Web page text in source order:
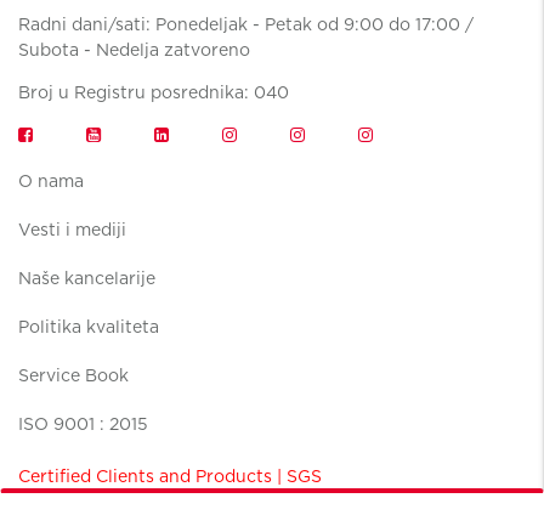
Radni dani/sati: Ponedeljak - Petak od 9:00 do 17:00 /
Subota - Nedelja zatvoreno
Broj u Registru posrednika: 040
O nama
Vesti i mediji
Naše kancelarije
Politika kvaliteta
Service Book
ISO 9001 : 2015
Certified Clients and Products | SGS